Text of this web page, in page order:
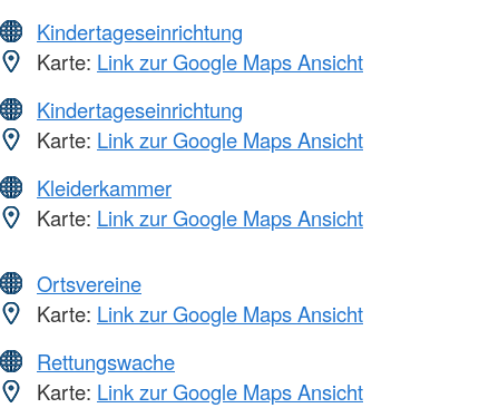
Kindertageseinrichtung
Karte: Link zur Google Maps Ansicht
Kindertageseinrichtung
Karte: Link zur Google Maps Ansicht
Kleiderkammer
Karte: Link zur Google Maps Ansicht
Ortsvereine
Karte: Link zur Google Maps Ansicht
Rettungswache
Karte: Link zur Google Maps Ansicht